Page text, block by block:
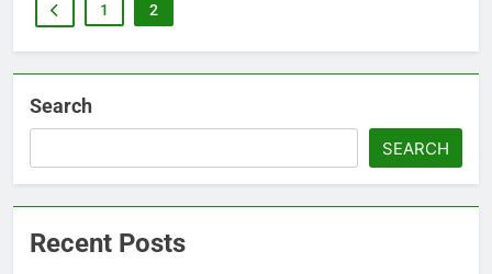
1 2
Search
SEARCH
Recent Posts